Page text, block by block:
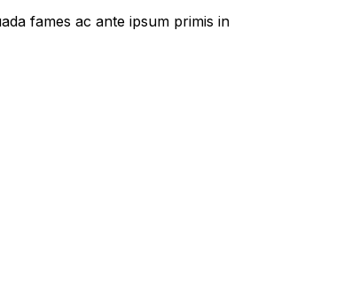
fames ac ante ipsum primis in